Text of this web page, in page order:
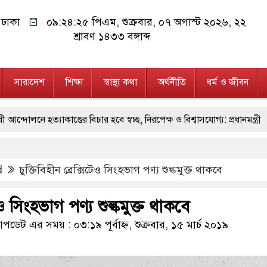
ঢাকা ০৯:২৪:২৬ পিএম, শুক্রবার, ০৭ অগাস্ট ২০২৬, ২২
শ্রাবণ ১৪৩৩ বঙ্গাব্দ
সারাদেশ শিক্ষা স্বাস্থ্য কথা অর্থনীতি ধর্ম ও জীবন
বিচার হবে স্বচ্ছ, নিরপেক্ষ ও বিশ্বাসযোগ্য: প্রধানমন্ত্রী
জুলাই আন্দোলন সফল হয়েছে : প্রধানমন্ত্রী মিরপুর মডেল থানার
গ্রেফতার করেছে গুলশান থানা পুলিশ
বেগম খালেদা জিয়া : তথ্যমন্ত্রী যে ভাবে ডেভিড ইমনের কাছে
ও গুলিসহ আইনের সঙ্গে সংঘাতে জড়িত কিশোর গ্যাংয়ের চার শিশু আটক
চুক্তিবিহীন ব্রেক্সিটেও সিংহভাগ পণ্য শুল্কমুক্ত থাকবে
সিংহভাগ পণ্য শুল্কমুক্ত থাকবে
এর সময় : ০৩:১৯ পূর্বাহ্ন, শুক্রবার, ১৫ মার্চ ২০১৯